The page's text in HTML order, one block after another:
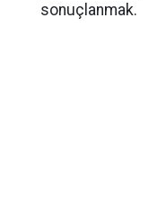
sonuçlanmak.